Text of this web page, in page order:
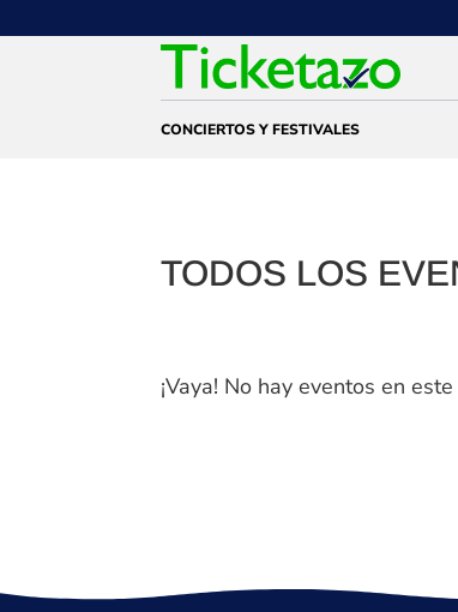
CONCIERTOS Y FESTIVALES
TODOS LOS
¡Vaya! No hay eventos en